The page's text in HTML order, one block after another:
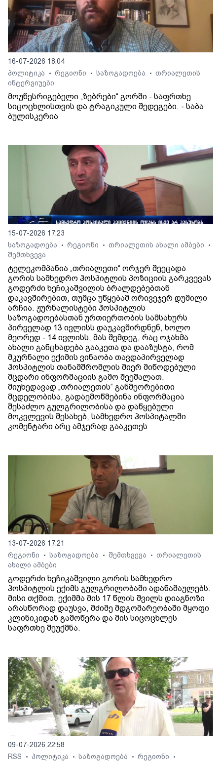
16-07-2026 18:04
პოლიტიკა
• რეგიონი • საზოგადოება • თრიალეთის
ინტერვიუები
მოუწესრიგებელი „ზებრები“ გორში - საფრთხე
სიცოცხლისთვის და ტრაგიკული შედეგები. - საბა
ბულისკერია
15-07-2026 17:23
საზოგადოება
• რეგიონი • თრიალეთის ახალი ამბები •
შემთხვევა
ტელეკომპანია „თრიალეთი“ ორჯერ შეეცადა
გორის სამხედრო ჰოსპიტლის პოზიციის გარკვევას
გოდერძი ხეჩიკაშვილის ბრალდებებთან
დაკავშირებით, თუმცა უწყებამ ორივეჯერ დუმილი
არჩია. ჟურნალისტები ჰოსპიტლის
საზოგადოებასთან ურთიერთობის სამსახურს
პირველად 13 ივლისს დაუკავშირდნენ, ხოლო
მეორედ - 14 ივლისს, მას შემდეგ, რაც ოჯახმა
ახალი განცხადება გააკეთა და დააზუსტა, რომ
მკურნალი ექიმის ვინაობა თავდაპირველად
ჰოსპიტლის თანამშრომლის მიერ მიწოდებული
მცდარი ინფორმაციის გამო შეეშალათ.
მიუხედავად „თრიალეთის“ განმეორებითი
მცდელობისა, გადაემოწმებინა ინფორმაცია
შესაძლო გულგრილობისა და დაწყებული
მოკვლევის შესახებ, სამხედრო ჰოსპიტალში
კომენტარი არც ამჯერად გააკეთეს
13-07-2026 17:21
რეგიონი
• საზოგადოება • შემთხვევა • თრიალეთის
ახალი ამბები
გოდერძი ხეჩიკაშვილი გორის სამხედრო
ჰოსპიტლის ექიმს გულგრილობაში ადანაშაულებს.
მისი თქმით, ექიმმა მის 17 წლის შვილს დიაგნოზი
არასწორად დაუსვა, მძიმე მდგომარეობაში მყოფი
კლინიკიდან გამოწერა და მის სიცოცხლეს
საფრთხე შეუქმნა.
09-07-2026 22:58
RSS
• პოლიტიკა • საზოგადოება • რეგიონი •